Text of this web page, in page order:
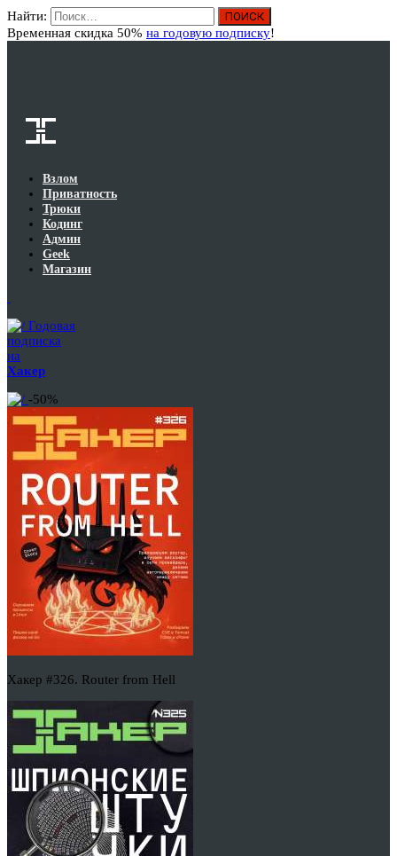
Найти:
Временная скидка 50% на годовую подписку!
Взлом
Приватность
Трюки
Кодинг
Админ
Geek
Магазин
Годовая
подписка
на
Хакер
-50%
Хакер #326. Router from Hell